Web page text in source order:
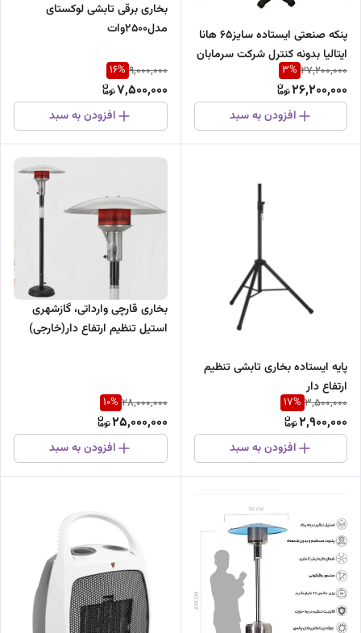
پنکه صنعتی ایستاده سایز۶۵ هانا
ایتالیا بدونه کنترل شرکت سرمابان
باگیربکس ضدقفل
27,200,000
3%
26,200,000
افزودن به سبد
بخاری برقی تابشی لوکستای
مدل۲۵۰۰وات
9,000,000
16%
7,500,000
افزودن به سبد
پایه ایستاده بخاری تابشی تنظیم
ارتفاع دار
3,500,000
17%
2,900,000
افزودن به سبد
بخاری قارچی وارداتی، گازشهری
استیل تنظیم ارتفاع دار(خارجی)
28,000,000
10%
25,000,000
افزودن به سبد